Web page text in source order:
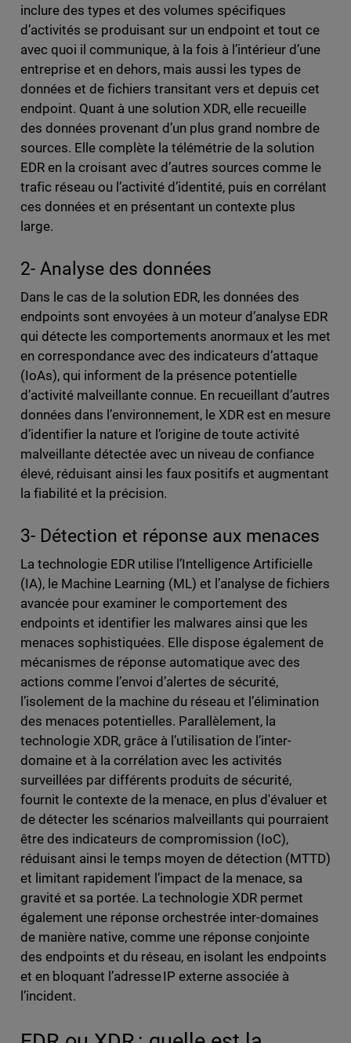
inclure des types et des volumes spécifiques
d’activités se produisant sur un endpoint et tout ce
avec quoi il communique, à la fois à l’intérieur d’une
entreprise et en dehors, mais aussi les types de
données et de fichiers transitant vers et depuis cet
endpoint. Quant à une solution XDR, elle recueille
des données provenant d’un plus grand nombre de
sources. Elle complète la télémétrie de la solution
EDR en la croisant avec d’autres sources comme le
trafic réseau ou l’activité d’identité, puis en corrélant
ces données et en présentant un contexte plus
large.
2- Analyse des données
Dans le cas de la solution EDR, les données des
endpoints sont envoyées à un moteur d’analyse EDR
qui détecte les comportements anormaux et les met
en correspondance avec des indicateurs d’attaque
(IoAs), qui informent de la présence potentielle
d’activité malveillante connue. En recueillant d’autres
données dans l’environnement, le XDR est en mesure
d’identifier la nature et l’origine de toute activité
malveillante détectée avec un niveau de confiance
élevé, réduisant ainsi les faux positifs et augmentant
la fiabilité et la précision.
3- Détection et réponse aux menaces
La technologie EDR utilise l’Intelligence Artificielle
(IA), le Machine Learning (ML) et l’analyse de fichiers
avancée pour examiner le comportement des
endpoints et identifier les malwares ainsi que les
menaces sophistiquées. Elle dispose également de
mécanismes de réponse automatique avec des
actions comme l’envoi d’alertes de sécurité,
l’isolement de la machine du réseau et l’élimination
des menaces potentielles. Parallèlement, la
technologie XDR, grâce à l’utilisation de l’inter-
domaine et à la corrélation avec les activités
surveillées par différents produits de sécurité,
fournit le contexte de la menace, en plus d'évaluer et
de détecter les scénarios malveillants qui pourraient
être des indicateurs de compromission (IoC),
réduisant ainsi le temps moyen de détection (MTTD)
et limitant rapidement l’impact de la menace, sa
gravité et sa portée. La technologie XDR permet
également une réponse orchestrée inter-domaines
de manière native, comme une réponse conjointe
des endpoints et du réseau, en isolant les endpoints
et en bloquant l’adresse IP externe associée à
l’incident.